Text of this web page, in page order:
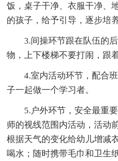
饭，桌子干净、衣服干净、
的孩子，给予引导，逐步培
3.间操环节跟在队伍的
物，上下楼梯不要打闹，跟
4.室内活动环节，配合
子一起做一个学习者。
5.户外环节，安全最重
师的视线范围内活动，活动
根据天气的变化给幼儿增减
喝水；随时携带毛巾和卫生